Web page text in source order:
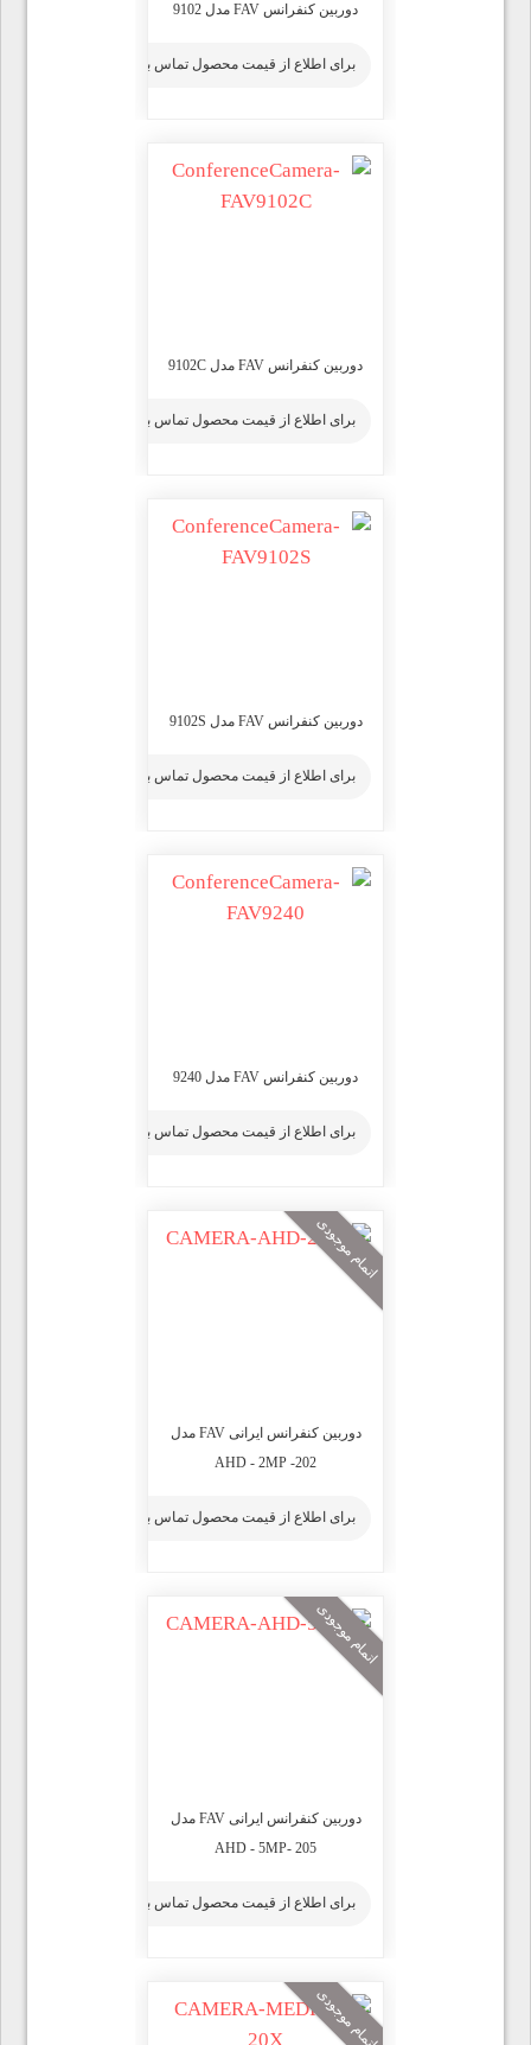
دوربین کنفرانس FAV مدل 9102
برای اطلاع از قیمت محصول تماس بگیرید
دوربین کنفرانس FAV مدل 9102C
برای اطلاع از قیمت محصول تماس بگیرید
دوربین کنفرانس FAV مدل 9102S
برای اطلاع از قیمت محصول تماس بگیرید
دوربین کنفرانس FAV مدل 9240
برای اطلاع از قیمت محصول تماس بگیرید
اتمام موجودی
دوربین کنفرانس ایرانی FAV مدل
202- AHD - 2MP
برای اطلاع از قیمت محصول تماس بگیرید
اتمام موجودی
دوربین کنفرانس ایرانی FAV مدل
205 -AHD - 5MP
برای اطلاع از قیمت محصول تماس بگیرید
اتمام موجودی